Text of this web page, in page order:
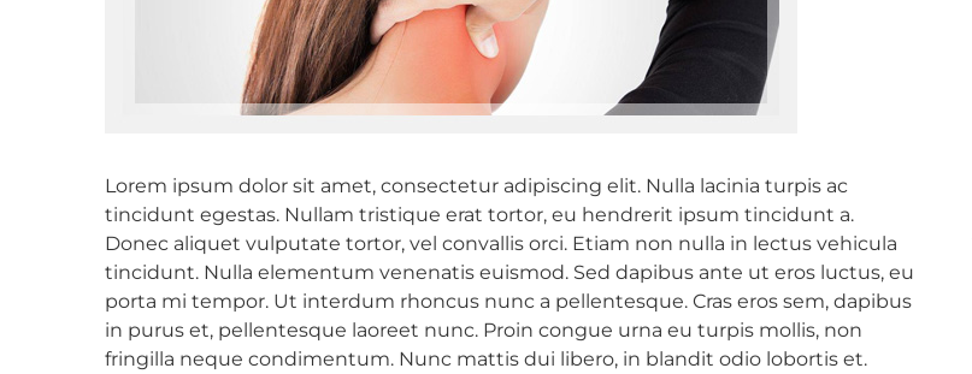
Lorem ipsum dolor sit amet, consectetur adipiscing elit. Nulla lacinia turpis ac
tincidunt egestas. Nullam tristique erat tortor, eu hendrerit ipsum tincidunt a.
Donec aliquet vulputate tortor, vel convallis orci. Etiam non nulla in lectus vehicula
tincidunt. Nulla elementum venenatis euismod. Sed dapibus ante ut eros luctus, eu
porta mi tempor. Ut interdum rhoncus nunc a pellentesque. Cras eros sem, dapibus
in purus et, pellentesque laoreet nunc. Proin congue urna eu turpis mollis, non
fringilla neque condimentum. Nunc mattis dui libero, in blandit odio lobortis et.